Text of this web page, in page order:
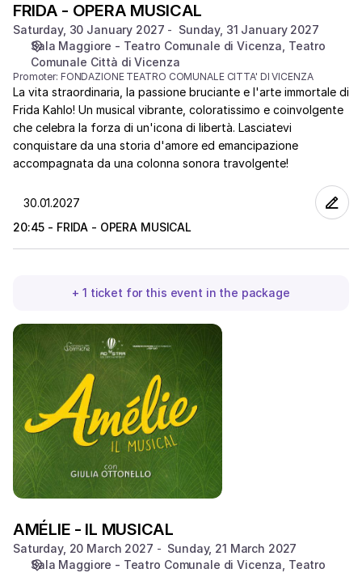
20:45 - FRIDA - OPERA MUSICAL
FRIDA - OPERA MUSICAL
Saturday, 30 January 2027
Sunday, 31 January 2027
Sala Maggiore - Teatro Comunale di Vicenza Teatro
Comunale Città di Vicenza
Promoter: FONDAZIONE TEATRO COMUNALE CITTA' DI VICENZA
La vita straordinaria, la passione bruciante e l'arte immortale di
Frida Kahlo! Un musical vibrante, coloratissimo e coinvolgente
che celebra la forza di un'icona di libertà. Lasciatevi
conquistare da una storia d'amore ed emancipazione
accompagnata da una colonna sonora travolgente!
+ 1 ticket for this event in the package
AMÉLIE
-
IL
MUSICAL
AMÉLIE - IL MUSICAL
Saturday, 20 March 2027
Sunday, 21 March 2027
Sala Maggiore - Teatro Comunale di Vicenza Teatro